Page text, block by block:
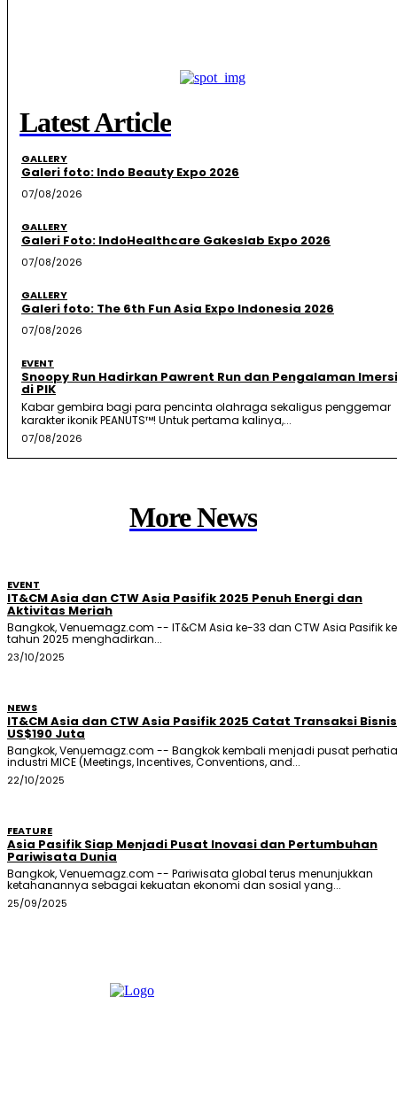
Latest Article
GALLERY
Galeri foto: Indo Beauty Expo 2026
07/08/2026
GALLERY
Galeri Foto: IndoHealthcare Gakeslab Expo 2026
07/08/2026
GALLERY
Galeri foto: The 6th Fun Asia Expo Indonesia 2026
07/08/2026
EVENT
Snoopy Run Hadirkan Pawrent Run dan Pengalaman
di PIK
Kabar gembira bagi para pencinta olahraga sekaligus penggemar
karakter ikonik PEANUTS™! Untuk pertama kalinya,...
07/08/2026
More News
EVENT
IT&CM Asia dan CTW Asia Pasifik 2025 Penuh Energi dan
Aktivitas Meriah
Bangkok, Venuemagz.com -- IT&CM Asia ke-33 dan CTW Asia Pasifik
tahun 2025 menghadirkan...
23/10/2025
NEWS
IT&CM Asia dan CTW Asia Pasifik 2025 Catat Transaksi Bisnis
US$190 Juta
Bangkok, Venuemagz.com -- Bangkok kembali menjadi pusat
industri MICE (Meetings, Incentives, Conventions, and...
22/10/2025
FEATURE
Asia Pasifik Siap Menjadi Pusat Inovasi dan Pertumbuhan
Pariwisata Dunia
Bangkok, Venuemagz.com -- Pariwisata global terus menunjukkan
ketahanannya sebagai kekuatan ekonomi dan sosial yang...
25/09/2025